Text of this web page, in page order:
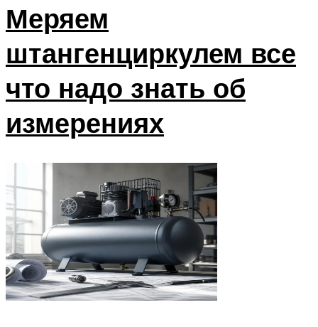
Меряем
штангенциркулем все
что надо знать об
измерениях